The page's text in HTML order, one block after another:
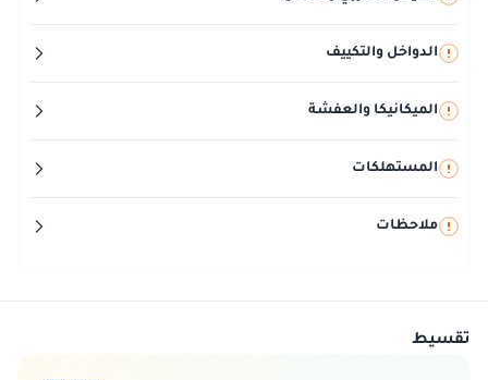
الدواخل والتكييف
الميكانيكا والعفشة
المستهلكات
ملاحظات
تقسيط